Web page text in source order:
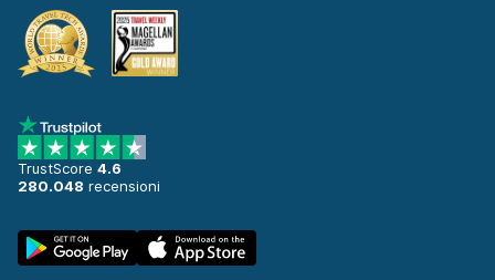
TrustScore 4.6
280.048 recensioni